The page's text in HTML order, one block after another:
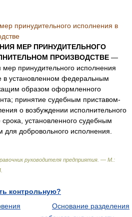
принудительного исполнения в
МЕР ПРИНУДИТЕЛЬНОГО
ПРОИЗВОДСТВЕ —
принудительного исполнения
в установленном федеральным
образом оформленного
принятие судебным приставом-
о возбуждении исполнительного
срока, установленного судебным
для добровольного исполнения.
руководителя предприятия. — М.:
контрольную?
Основание разделения